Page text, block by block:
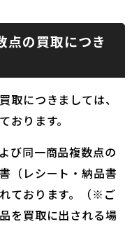
点の買取につき
取につきましては、
おります。
び同一商品複数点の
（レシート・納品書
ております。（※ご
を買取に出される場